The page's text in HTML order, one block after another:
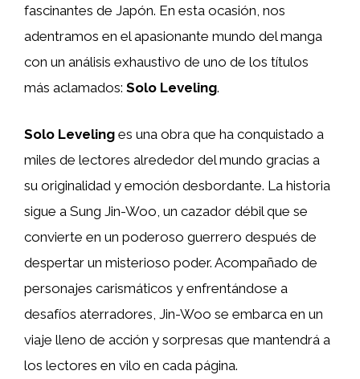
fascinantes de Japón. En esta ocasión, nos
adentramos en el apasionante mundo del manga
con un análisis exhaustivo de uno de los títulos
más aclamados: Solo Leveling.
Solo Leveling es una obra que ha conquistado a
miles de lectores alrededor del mundo gracias a
su originalidad y emoción desbordante. La historia
sigue a Sung Jin-Woo, un cazador débil que se
convierte en un poderoso guerrero después de
despertar un misterioso poder. Acompañado de
personajes carismáticos y enfrentándose a
desafíos aterradores, Jin-Woo se embarca en un
viaje lleno de acción y sorpresas que mantendrá a
los lectores en vilo en cada página.